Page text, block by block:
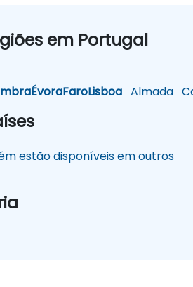
em Portugal
ÉvoraFaroLisboa Almada
estão disponíveis em outros